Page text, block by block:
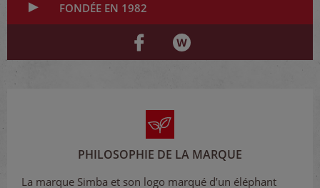
FONDÉE EN 1982
PHILOSOPHIE DE LA MARQUE
La marque Simba et son logo marqué d’un éléphant